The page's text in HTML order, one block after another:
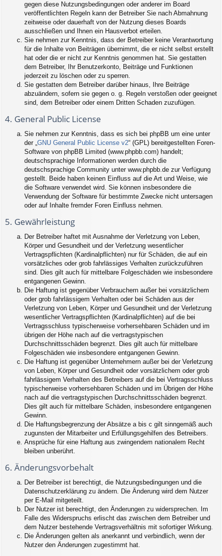
gegen diese Nutzungsbedingungen oder anderer im Board
veröffentlichten Regeln kann der Betreiber Sie nach Abmahnung
zeitweise oder dauerhaft von der Nutzung dieses Boards
ausschließen und Ihnen ein Hausverbot erteilen.
Sie nehmen zur Kenntnis, dass der Betreiber keine Verantwortung
für die Inhalte von Beiträgen übernimmt, die er nicht selbst erstellt
hat oder die er nicht zur Kenntnis genommen hat. Sie gestatten
dem Betreiber, Ihr Benutzerkonto, Beiträge und Funktionen
jederzeit zu löschen oder zu sperren.
Sie gestatten dem Betreiber darüber hinaus, Ihre Beiträge
abzuändern, sofern sie gegen o. g. Regeln verstoßen oder geeignet
sind, dem Betreiber oder einem Dritten Schaden zuzufügen.
4. General Public License
Sie nehmen zur Kenntnis, dass es sich bei phpBB um eine unter
der „GNU General Public License v2“ (GPL) bereitgestellten Foren-
Software von phpBB Limited (www.phpbb.com) handelt;
deutschsprachige Informationen werden durch die
deutschsprachige Community unter www.phpbb.de zur Verfügung
gestellt. Beide haben keinen Einfluss auf die Art und Weise, wie
die Software verwendet wird. Sie können insbesondere die
Verwendung der Software für bestimmte Zwecke nicht untersagen
oder auf Inhalte fremder Foren Einfluss nehmen.
5. Gewährleistung
Der Betreiber haftet mit Ausnahme der Verletzung von Leben,
Körper und Gesundheit und der Verletzung wesentlicher
Vertragspflichten (Kardinalpflichten) nur für Schäden, die auf ein
vorsätzliches oder grob fahrlässiges Verhalten zurückzuführen
sind. Dies gilt auch für mittelbare Folgeschäden wie insbesondere
entgangenen Gewinn.
Die Haftung ist gegenüber Verbrauchern außer bei vorsätzlichem
oder grob fahrlässigem Verhalten oder bei Schäden aus der
Verletzung von Leben, Körper und Gesundheit und der Verletzung
wesentlicher Vertragspflichten (Kardinalpflichten) auf die bei
Vertragsschluss typischerweise vorhersehbaren Schäden und im
übrigen der Höhe nach auf die vertragstypischen
Durchschnittsschäden begrenzt. Dies gilt auch für mittelbare
Folgeschäden wie insbesondere entgangenen Gewinn.
Die Haftung ist gegenüber Unternehmern außer bei der Verletzung
von Leben, Körper und Gesundheit oder vorsätzlichem oder grob
fahrlässigem Verhalten des Betreibers auf die bei Vertragsschluss
typischerweise vorhersehbaren Schäden und im Übrigen der Höhe
nach auf die vertragstypischen Durchschnittsschäden begrenzt.
Dies gilt auch für mittelbare Schäden, insbesondere entgangenen
Gewinn.
Die Haftungsbegrenzung der Absätze a bis c gilt sinngemäß auch
zugunsten der Mitarbeiter und Erfüllungsgehilfen des Betreibers.
Ansprüche für eine Haftung aus zwingendem nationalem Recht
bleiben unberührt.
6. Änderungsvorbehalt
Der Betreiber ist berechtigt, die Nutzungsbedingungen und die
Datenschutzerklärung zu ändern. Die Änderung wird dem Nutzer
per E-Mail mitgeteilt.
Der Nutzer ist berechtigt, den Änderungen zu widersprechen. Im
Falle des Widerspruchs erlischt das zwischen dem Betreiber und
dem Nutzer bestehende Vertragsverhältnis mit sofortiger Wirkung.
Die Änderungen gelten als anerkannt und verbindlich, wenn der
Nutzer den Änderungen zugestimmt hat.